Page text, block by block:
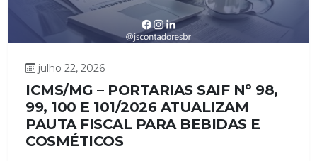
julho 22, 2026
ICMS/MG – PORTARIAS SAIF Nº 98,
99, 100 E 101/2026 ATUALIZAM
PAUTA FISCAL PARA BEBIDAS E
COSMÉTICOS